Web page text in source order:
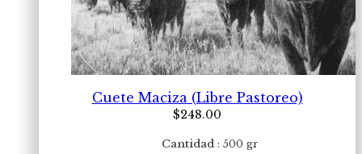
Cuete Maciza (Libre Pastoreo)
$248.00
Cantidad 500 gr